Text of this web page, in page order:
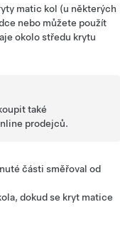
matic kol (u některých
nebo můžete použít
okolo středu krytu
také
prodejců.
části směřoval od
dokud se kryt matice